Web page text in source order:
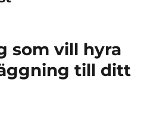
som vill hyra
till ditt